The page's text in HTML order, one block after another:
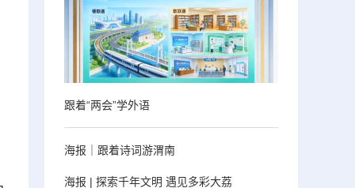
跟着“两会”学外语
海报｜跟着诗词游渭南
海报 | 探索千年文明 遇见多彩大荔